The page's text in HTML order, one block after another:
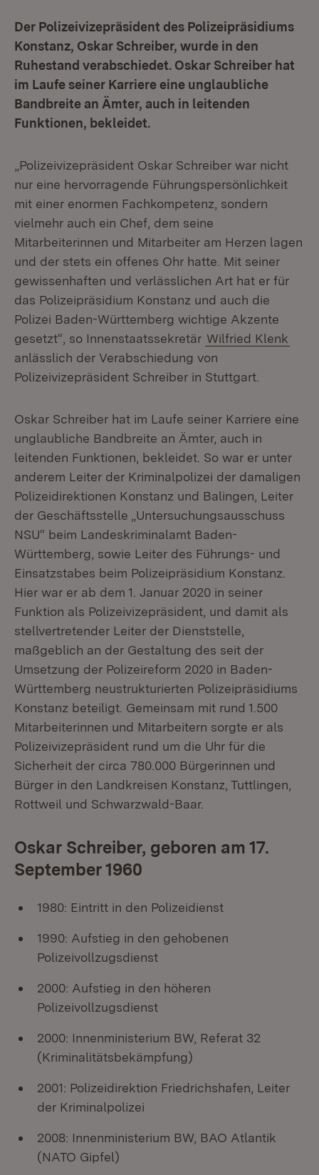
Der Polizeivizepräsident des Polizeipräsidiums
Konstanz, Oskar Schreiber, wurde in den
Ruhestand verabschiedet. Oskar Schreiber hat
im Laufe seiner Karriere eine unglaubliche
Bandbreite an Ämter, auch in leitenden
Funktionen, bekleidet.
„Polizeivizepräsident Oskar Schreiber war nicht
nur eine hervorragende Führungspersönlichkeit
mit einer enormen Fachkompetenz, sondern
vielmehr auch ein Chef, dem seine
Mitarbeiterinnen und Mitarbeiter am Herzen lagen
und der stets ein offenes Ohr hatte. Mit seiner
gewissenhaften und verlässlichen Art hat er für
das Polizeipräsidium Konstanz und auch die
Polizei Baden-Württemberg wichtige Akzente
gesetzt“, so Innenstaatssekretär Wilfried Klenk
anlässlich der Verabschiedung von
Polizeivizepräsident Schreiber in Stuttgart.
Oskar Schreiber hat im Laufe seiner Karriere eine
unglaubliche Bandbreite an Ämter, auch in
leitenden Funktionen, bekleidet. So war er unter
anderem Leiter der Kriminalpolizei der damaligen
Polizeidirektionen Konstanz und Balingen, Leiter
der Geschäftsstelle „Untersuchungsausschuss
NSU“ beim Landeskriminalamt Baden-
Württemberg, sowie Leiter des Führungs- und
Einsatzstabes beim Polizeipräsidium Konstanz.
Hier war er ab dem 1. Januar 2020 in seiner
Funktion als Polizeivizepräsident, und damit als
stellvertretender Leiter der Dienststelle,
maßgeblich an der Gestaltung des seit der
Umsetzung der Polizeireform 2020 in Baden-
Württemberg neustrukturierten Polizeipräsidiums
Konstanz beteiligt. Gemeinsam mit rund 1.500
Mitarbeiterinnen und Mitarbeitern sorgte er als
Polizeivizepräsident rund um die Uhr für die
Sicherheit der circa 780.000 Bürgerinnen und
Bürger in den Landkreisen Konstanz, Tuttlingen,
Rottweil und Schwarzwald-Baar.
Oskar Schreiber, geboren am 17.
September 1960
1980: Eintritt in den Polizeidienst
1990: Aufstieg in den gehobenen
Polizeivollzugsdienst
2000: Aufstieg in den höheren
Polizeivollzugsdienst
2000: Innenministerium BW, Referat 32
(Kriminalitätsbekämpfung)
2001: Polizeidirektion Friedrichshafen, Leiter
der Kriminalpolizei
2008: Innenministerium BW, BAO Atlantik
(NATO Gipfel)